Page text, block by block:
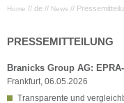
Home // de // News //
PRESSEMITTEILUNG
Branicks Group AG:
Frankfurt, 06.05.2026
Transparente und